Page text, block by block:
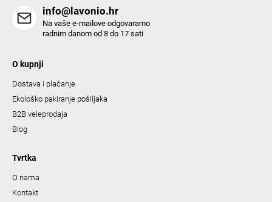
info@lavonio.hr
Na vaše e-mailove odgovaramo
radnim danom od 8 do 17 sati
O kupnji
Dostava i plaćanje
Ekološko pakiranje pošiljaka
B2B veleprodaja
Blog
Tvrtka
O nama
Kontakt